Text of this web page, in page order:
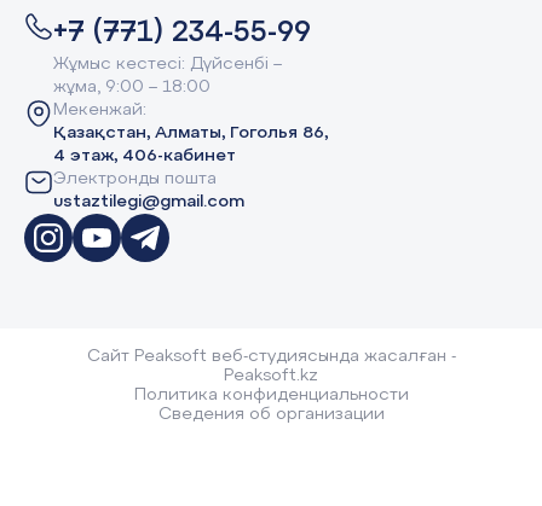
+7 (771) 234-55-99
Жұмыс кестесі: Дүйсенбі –
жұма, 9:00 – 18:00
Мекенжай:
Қазақстан, Алматы, Гоголья 86,
4 этаж, 406-кабинет
Электронды пошта
ustaztilegi@gmail.com
Сайт Peaksoft веб-студиясында жасалған -
Peaksoft.kz
Политика конфиденциальности
Сведения об организации